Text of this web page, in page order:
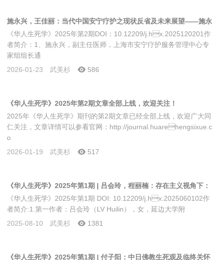
施永兴，王佳丽：当代中国安宁疗护之现状反省及未来展望——施永
兴教授专题访谈
《华人生死学》2025年第2期DOI：10.12209/j.hx.2025120201作
者简介：1、施永兴，副主任医师，上海市安宁疗护服务管理中心专
家组组长通
2026-01-23
武美杉 586
《华人生死学》2025年第2期文章全部上线，欢迎关注！
2025年《华人生死学》期刊的第2期文章已经全部上线，欢迎广大同
仁关注，文章详情可以参看官网：http://journal.huarehengsixue.c
o
2026-01-19
武美杉 517
《华人生死学》2025年第1期 | 吕会玲，程丽楠：存在主义视角下：
断舍离理念对生死认知的反思与重构
《华人生死学》2025年第1期 DOI: 10.12209/j.hx.2025060102作
者简介:1.第一作者：吕会玲（LV Huilin），女，延边大学附
2025-08-10
武美杉 1381
《华人生死学》2025年第1期 | 付子阳：中日佛教生死观及临终关怀